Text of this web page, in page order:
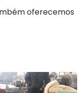
oferecemos